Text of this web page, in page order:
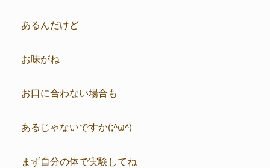
あるんだけど
お味がね
お口に合わない場合も
あるじゃないですか(;^ω^)
まず自分の体で実験してね